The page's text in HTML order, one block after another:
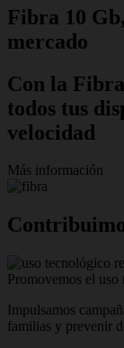
Fibra 10 Gb,
mercado
Con la
todos tus
velocidad
Más información
Promovemos el uso
Impulsamos
familias y prevenir